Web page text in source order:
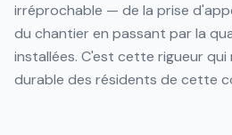
irréprochable — de la prise
du chantier en passant par la
installées. C'est cette rigueur
durable des résidents de cette